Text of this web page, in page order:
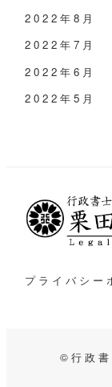
2022年8月
2022年7月
2022年6月
2022年5月
プライバシー
©行政